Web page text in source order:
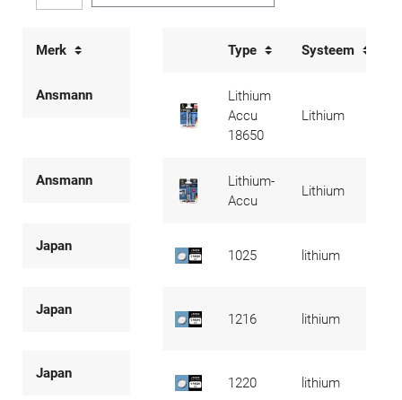
Merk Type Systeem
Ansmann
Lithium
Accu
18650
Lithium
Ansmann
Lithium-
Accu
Lithium
Japan
1025 lithium
Japan
1216 lithium
Japan
1220 lithium